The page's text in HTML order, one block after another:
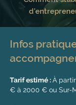
Infos
Tarif estimé :À
€ à 2000 € ou Sur-